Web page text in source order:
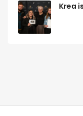
Krea